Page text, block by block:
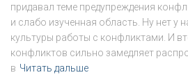
придавал теме предупреждения
и слабо изученная область. Ну нет у
культуры работы с конфликтами. И
конфликтов сильно замедляет
в Читать дальше